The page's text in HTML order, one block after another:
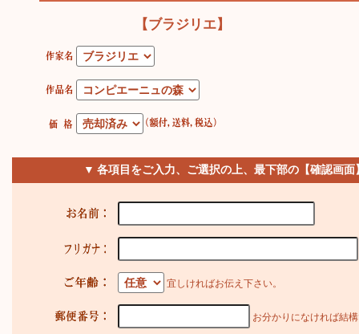
【ブラジリエ】
▼ 各項目をご入力、ご選択の上、最下部の【確認画
宜しければお伝え下さい。
お分かりになければ結